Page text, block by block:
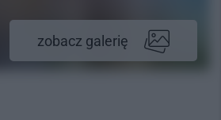
zobacz galerię